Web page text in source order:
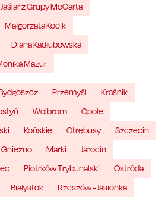
z Grupy MoCarta
Małgorzata Kocik
Diana Kadłubowska
Mazur
Przemyśl
Kraśnik
Wolbrom
Opole
Końskie Otrębusy
Szczecin
Gniezno Marki
Jarocin
Piotrków Trybunalski
Ostróda
Białystok Rzeszów - Jasionka